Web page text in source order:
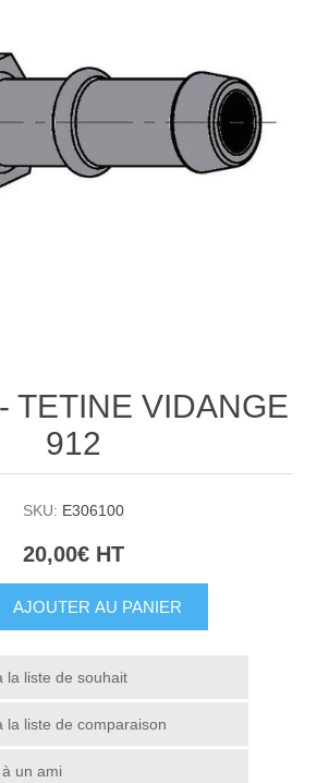
TETINE VIDANGE
912
SKU: E306100
20,00€ HT
AJOUTER AU PANIER
la liste de souhait
la liste de comparaison
un ami